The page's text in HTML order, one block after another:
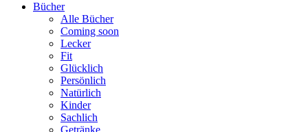
Bücher
Alle Bücher
Coming soon
Lecker
Fit
Glücklich
Persönlich
Natürlich
Kinder
Sachlich
Getränke